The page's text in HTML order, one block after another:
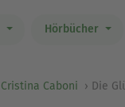
Hörbücher
Cristina Caboni Die